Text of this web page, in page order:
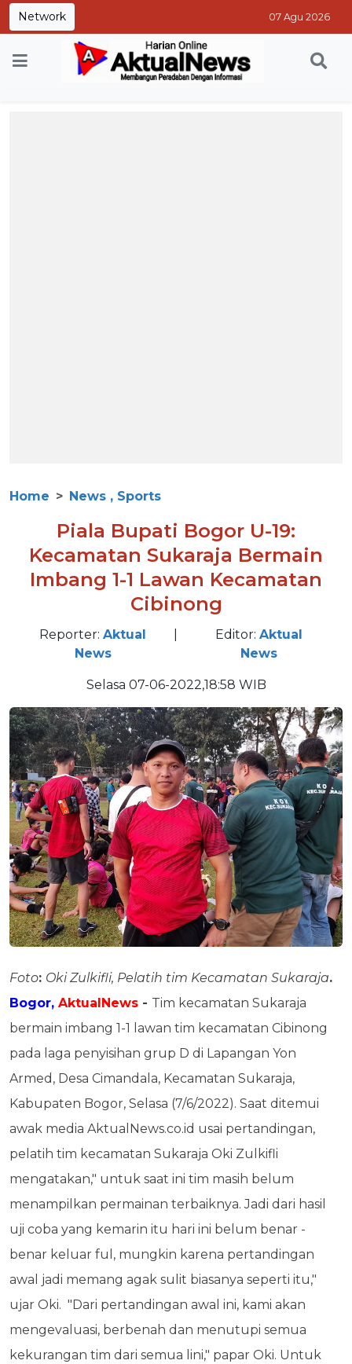
Network 07 Agu 2026
Home News , Sports
Piala Bupati Bogor U-19:
Kecamatan Sukaraja Bermain
Imbang 1-1 Lawan Kecamatan
Cibinong
Reporter: Aktual
News
Editor:Aktual
News
Selasa 07-06-2022,18:58 WIB
Foto: Oki Zulkifli, Pelatih tim Kecamatan Sukaraja.
Bogor, AktualNews - Tim kecamatan Sukaraja
bermain imbang 1-1 lawan tim kecamatan Cibinong
pada laga penyisihan grup D di Lapangan Yon
Armed, Desa Cimandala, Kecamatan Sukaraja,
Kabupaten Bogor, Selasa (7/6/2022). Saat ditemui
awak media AktualNews.co.id usai pertandingan,
pelatih tim kecamatan Sukaraja Oki Zulkifli
mengatakan," untuk saat ini tim masih belum
menampilkan permainan terbaiknya. Jadi dari hasil
uji coba yang kemarin itu hari ini belum benar -
benar keluar ful, mungkin karena pertandingan
awal jadi memang agak sulit biasanya seperti itu,"
ujar Oki. "Dari pertandingan awal ini, kami akan
mengevaluasi, berbenah dan menutupi semua
kekurangan tim dari semua lini," papar Oki. Untuk